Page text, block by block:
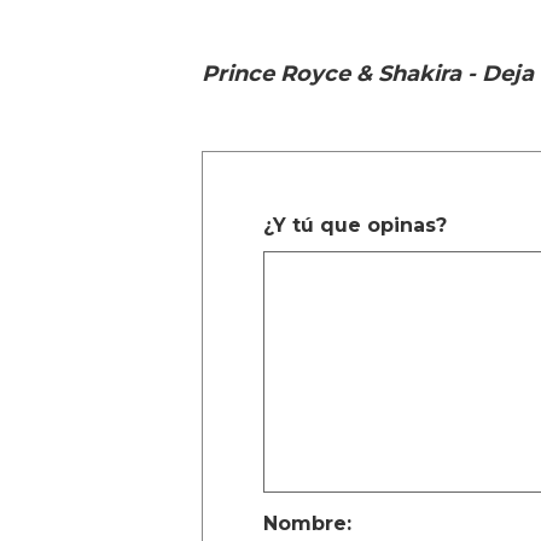
Prince Royce & Shakira - Deja
¿Y tú que opinas?
Nombre: